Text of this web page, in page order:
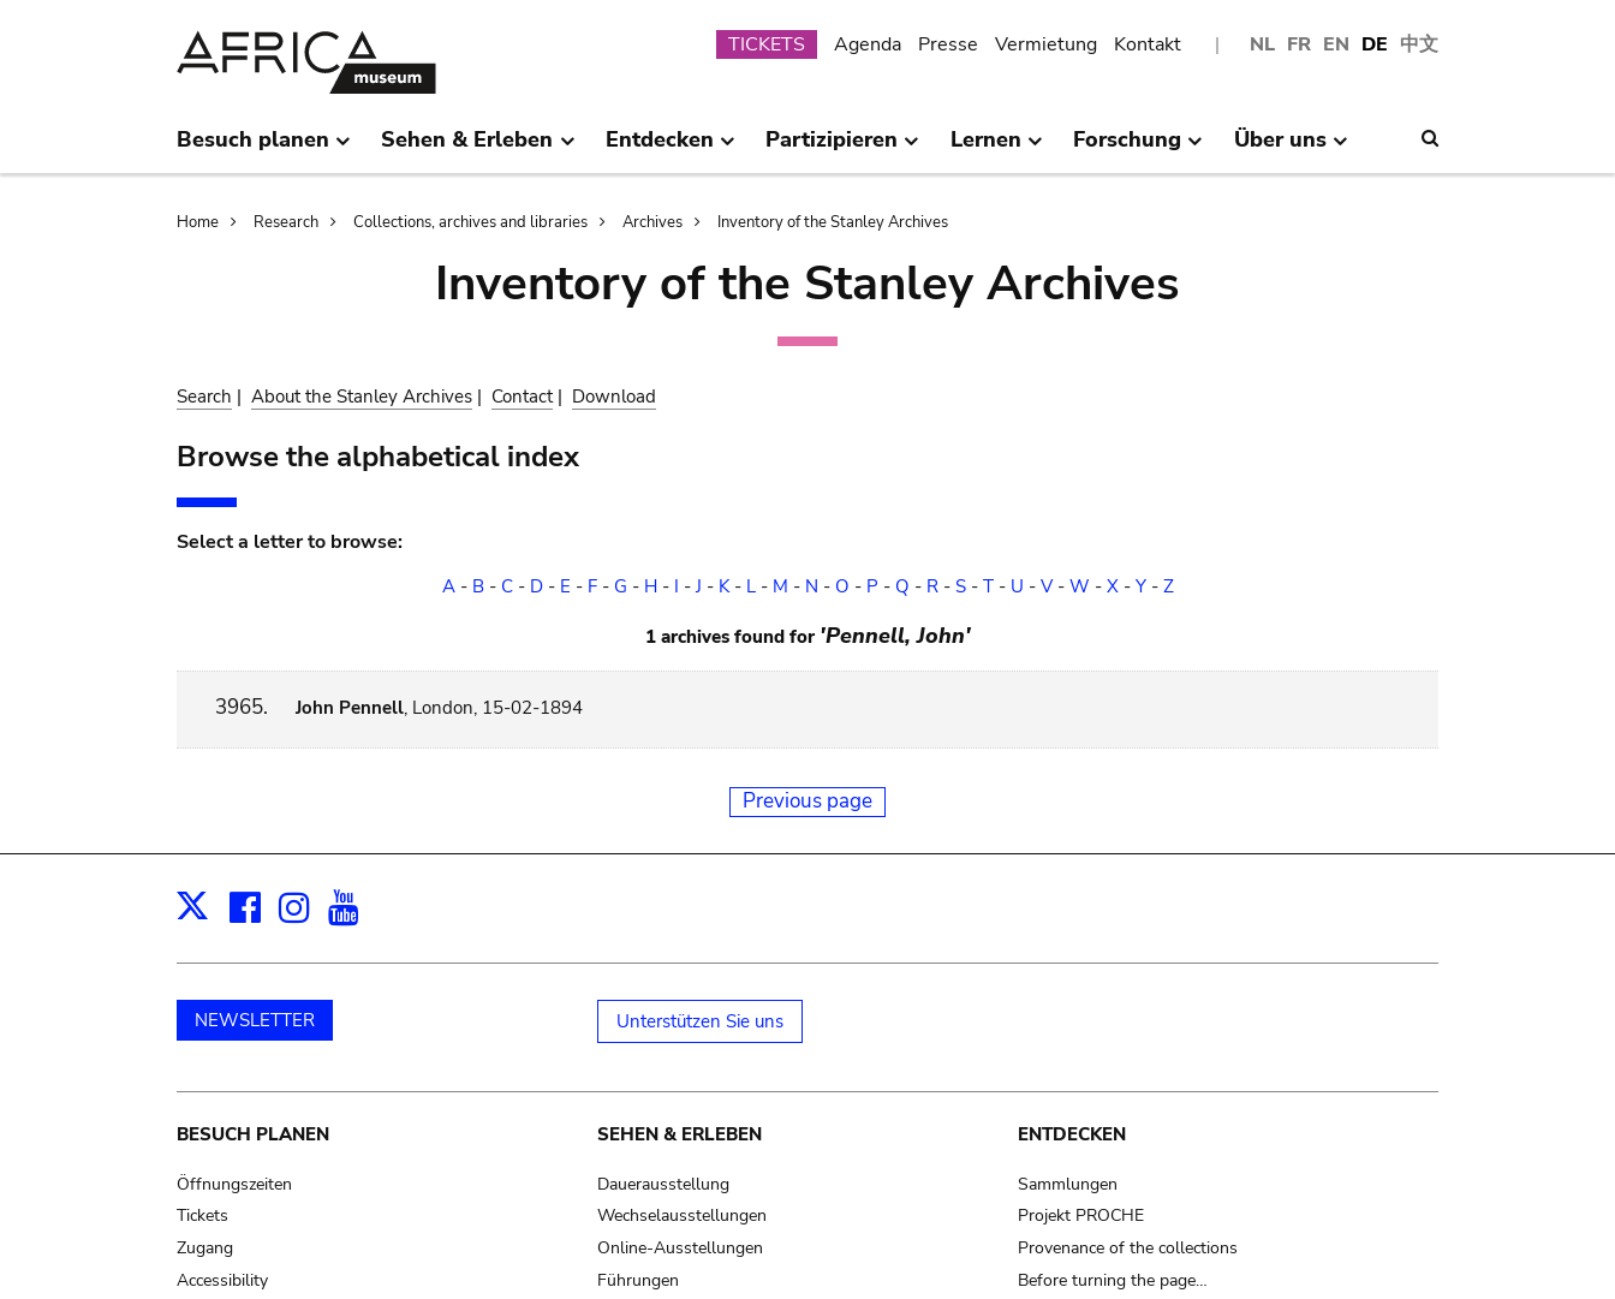
NL FR EN DE 中文
Submenu
TICKETS Agenda Presse Vermietung Kontakt
Besuch planen Sehen & Erleben Entdecken Partizipieren Lernen Forschung Über uns
Breadcrumb
Home Research Collections, archives and libraries Archives Inventory of the Stanley Archives
Inventory of the Stanley Archives
Search | About the Stanley Archives | Contact| Download
Browse the alphabetical index
Select a letter to browse:
A- B- C- D- E - F- G - H- I -J - K- L- M - N - O - P - Q - R- S- T- U - V- W - X- Y- Z
1 archives found for 'Pennell, John'
3965. John Pennell, London, 15-02-1894
Previous page
X Facebook
Instagram
NEWSLETTER Unterstützen Sie uns
Main
navigation
BESUCH PLANEN
Öffnungszeiten
Tickets
Zugang
Accessibility
SEHEN & ERLEBEN
Dauerausstellung
Wechselausstellungen
Online-Ausstellungen
Führungen
ENTDECKEN
Sammlungen
Projekt PROCHE
Provenance of the collections
Before turning the page…